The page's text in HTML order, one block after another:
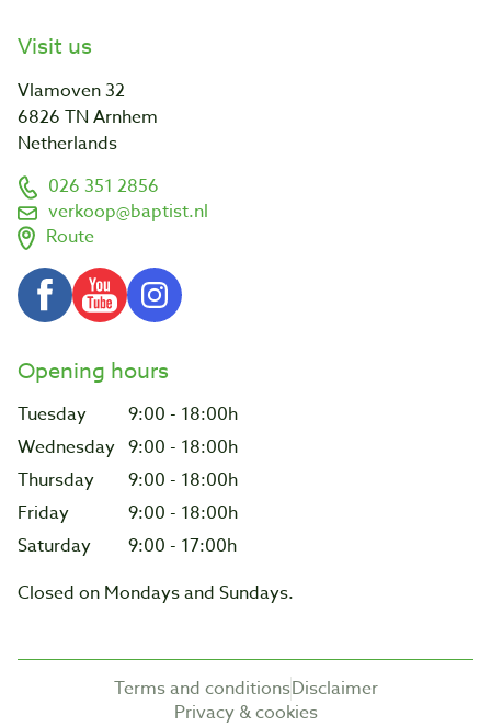
Visit us
Vlamoven 32
6826 TN Arnhem
Netherlands
026 351 2856
verkoop@baptist.nl
Route
Opening hours
Tuesday
9:00 - 18:00h
Wednesday 9:00 - 18:00h
Thursday
9:00 - 18:00h
Friday
9:00 - 18:00h
Saturday
9:00 - 17:00h
Closed on Mondays and Sundays.
Terms and conditionsDisclaimer
Privacy & cookies